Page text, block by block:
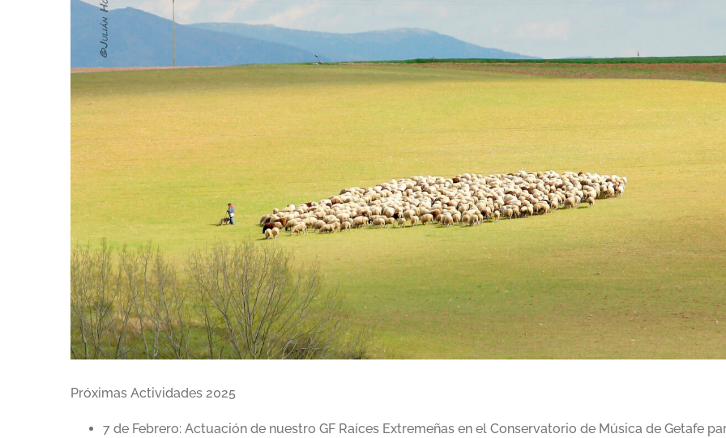
Próximas Actividades 2025
7 de Febrero: Actuación de nuestro GF Raíces Extremeñas en el Conservatorio de Música de Getafe